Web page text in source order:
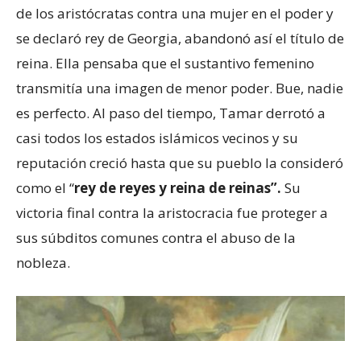
de los aristócratas contra una mujer en el poder y
se declaró rey de Georgia, abandonó así el título de
reina. Ella pensaba que el sustantivo femenino
transmitía una imagen de menor poder. Bue, nadie
es perfecto. Al paso del tiempo, Tamar derrotó a
casi todos los estados islámicos vecinos y su
reputación creció hasta que su pueblo la consideró
como el “rey de reyes y reina de reinas”. Su
victoria final contra la aristocracia fue proteger a
sus súbditos comunes contra el abuso de la
nobleza.